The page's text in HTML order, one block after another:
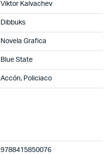
Viktor Kalvachev
Dibbuks
Novela Grafica
Blue State
Accón, Policiaco
9788415850076